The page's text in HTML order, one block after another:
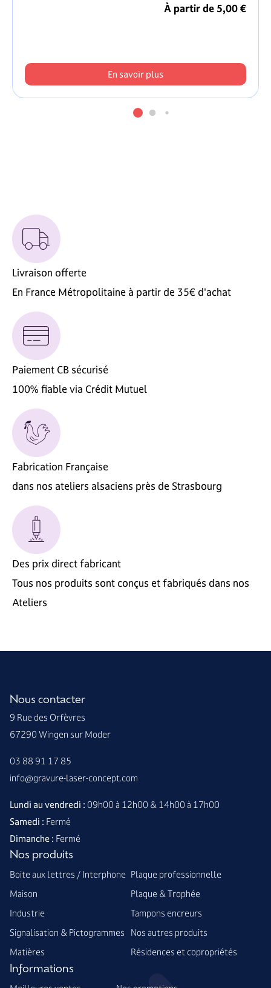
À partir de 5,00 €
En savoir plus
Livraison offerte
En France Métropolitaine à partir de 35€ d'achat
Paiement CB sécurisé
100% fiable via Crédit Mutuel
Fabrication Française
dans nos ateliers alsaciens près de Strasbourg
Des prix direct fabricant
Tous nos produits sont conçus et fabriqués dans nos
Ateliers
Nous contacter
9 Rue des Orfèvres
67290 Wingen sur Moder
03 88 91 17 85
info@gravure-laser-concept.com
Lundi au vendredi : 09h00 à 12h00 & 14h00 à 17h00
Samedi : Fermé
Dimanche : Fermé
Nos produits
Boite aux lettres / Interphone Plaque professionnelle
Maison
Plaque & Trophée
Industrie
Tampons encreurs
Signalisation & Pictogrammes
Nos autres produits
Matières
Résidences et copropriétés
Informations